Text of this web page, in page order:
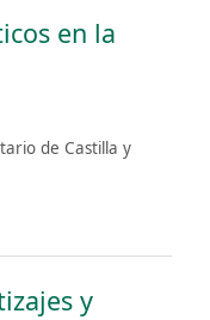
en la
de Castilla y
y